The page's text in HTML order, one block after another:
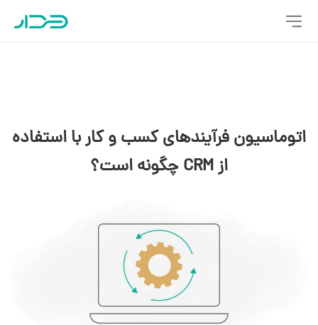
اتوماسیون فرآیندهای کسب‌ و کار با استفاده
از CRM چگونه است؟